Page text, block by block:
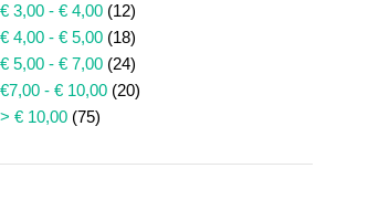
€ 3,00 - € 4,00 (12)
€ 4,00 - € 5,00 (18)
€ 5,00 - € 7,00 (24)
€7,00 - € 10,00 (20)
> € 10,00 (75)